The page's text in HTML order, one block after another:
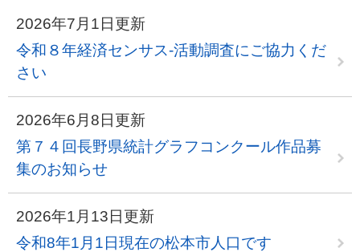
2026年7月1日更新
令和８年経済センサス‐活動調査にご協力くだ
さい
2026年6月8日更新
第７４回長野県統計グラフコンクール作品募
集のお知らせ
2026年1月13日更新
令和8年1月1日現在の松本市人口です